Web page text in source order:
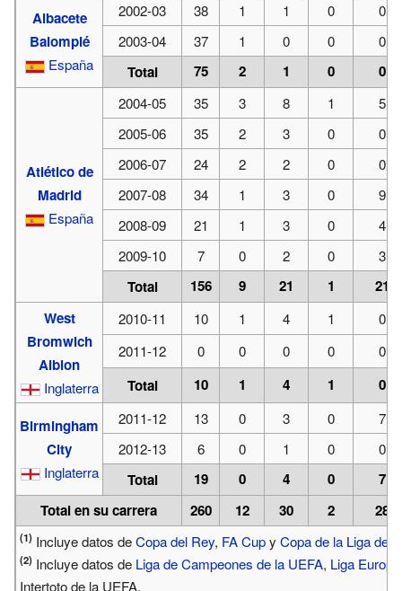
Albacete
Balompié
España
2002-03 38 1 1 0
0
2003-04
37 1 0 0 0
Total 75 2 1 0 0
Atlético de
Madrid
España
2004-05 35 3 8 1
5
2005-06
35 2 3 0
0
2006-07
24 2 2 0
0
2007-08
34 1 3 0
9
2008-09
21 1 3 0
4
2009-10
7 0 2 0 3
Total 156 9 21 1
21
West
Bromwich
Albion
Inglaterra
2010-11 10 1 4 1
0
2011-12
0 0 0 0 0
Total 10 1 4 1 0
Birmingham
City
Inglaterra
2011-12 13 0 3 0
7
2012-13
6 0 1 0 0
Total 19 0 4 0
7
Total en su carrera
260 12 30 2 28
(1) Incluye datos deCopa del Rey, FA Cupy Copa de la Liga de
(2) Incluye datos de Liga de Campeones de la UEFA, Liga
Intertoto de la UEFA.